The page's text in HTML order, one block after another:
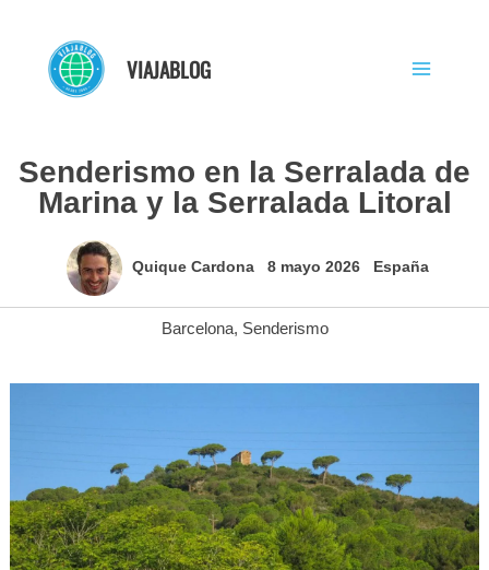
contenido
VIAJABLOG
Senderismo en la Serralada de
Marina y la Serralada Litoral
Quique Cardona 8 mayo 2026 España
Barcelona, Senderismo